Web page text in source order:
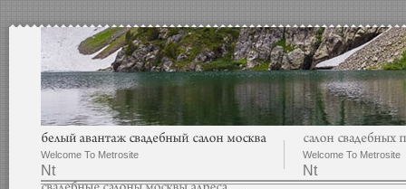
Welcome To Metrosite
Nt
Welcome To Metrosite
Nt